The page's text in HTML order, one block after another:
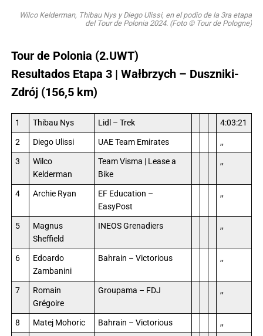
Wilco Kelderman, Thibau Nys y Diego Ulissi, en el podio de la 3ra etapa
del Tour de Polonia 2024. (Foto © Tour de Pologne)
Tour de Polonia (2.UWT)
Resultados Etapa 3 | Wałbrzych – Duszniki-
Zdrój (156,5 km)
1 Thibau Nys Lidl – Trek
4:03:21
2
Diego Ulissi UAE Team Emirates
,,
3
Wilco
Kelderman
Team Visma | Lease a
Bike
,,
4 Archie Ryan
EF Education –
EasyPost
,,
5
Magnus
Sheffield
INEOS Grenadiers ,,
6
Edoardo
Zambanini
Bahrain – Victorious ,,
7
Romain
Grégoire
Groupama – FDJ ,,
8 Matej Mohoric Bahrain – Victorious
,,